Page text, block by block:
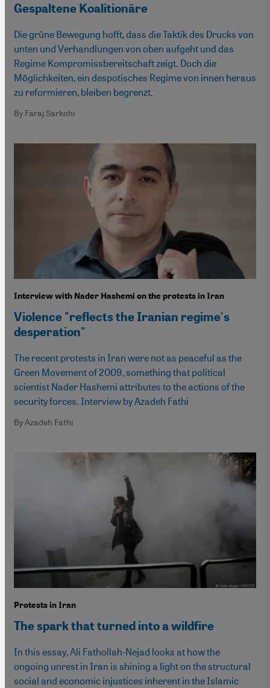
Gespaltene Koalitionäre
Die grüne Bewegung hofft, dass die Taktik des Drucks von
unten und Verhandlungen von oben aufgeht und das
Regime Kompromissbereitschaft zeigt. Doch die
Möglichkeiten, ein despotisches Regime von innen heraus
zu reformieren, bleiben begrenzt.
By Faraj Sarkohi
Interview with Nader Hashemi on the protests in Iran
Violence "reflects the Iranian regime's
desperation"
The recent protests in Iran were not as peaceful as the
Green Movement of 2009, something that political
scientist Nader Hashemi attributes to the actions of the
security forces. Interview by Azadeh Fathi
By Azadeh Fathi
Protests in Iran
The spark that turned into a wildfire
In this essay, Ali Fathollah-Nejad looks at how the
ongoing unrest in Iran is shining a light on the structural
social and economic injustices inherent in the Islamic